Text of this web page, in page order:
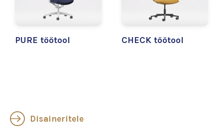
PURE töötool CHECK töötool
Disaineritele